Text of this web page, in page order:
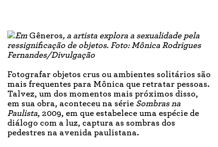
Em Gêneros, a artista explora a sexualidade pela
ressignificação de objetos. Foto: Mônica Rodrigues
Fernandes/Divulgação
Fotografar objetos crus ou ambientes solitários são
mais frequentes para Mônica que retratar pessoas.
Talvez, um dos momentos mais próximos disso,
em sua obra, aconteceu na série Sombras na
Paulista, 2009, em que estabelece uma espécie de
diálogo com a luz, captura as sombras dos
pedestres na avenida paulistana.